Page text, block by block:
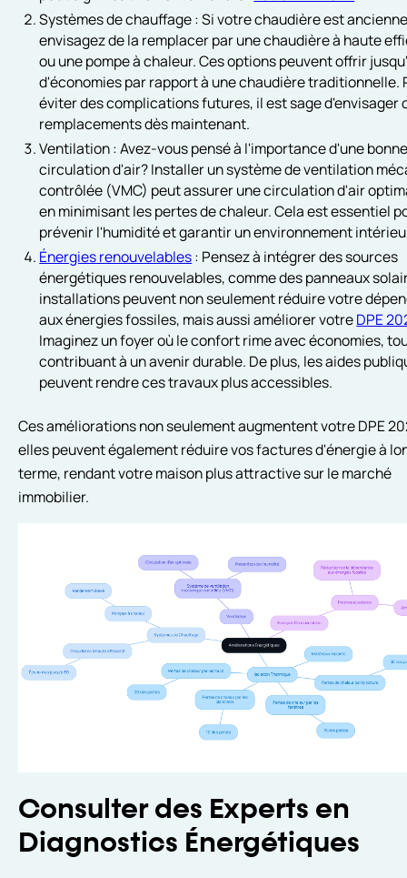
Systèmes de chauffage : Si votre chaudière est
envisagez de la remplacer par une chaudière à haute
ou une pompe à chaleur. Ces options peuvent offrir
d'économies par rapport à une chaudière traditionnelle.
éviter des complications futures, il est sage d'envisager
remplacements dès maintenant.
Ventilation : Avez-vous pensé à l'importance d'une
circulation d'air? Installer un système de ventilation
contrôlée (VMC) peut assurer une circulation d'air
en minimisant les pertes de chaleur. Cela est essentiel
prévenir l'humidité et garantir un environnement
Énergies renouvelables: Pensez à intégrer des sources
énergétiques renouvelables, comme des panneaux
installations peuvent non seulement réduire votre
aux énergies fossiles, mais aussi améliorer votreDPE
Imaginez un foyer où le confort rime avec économies,
contribuant à un avenir durable. De plus, les aides
peuvent rendre ces travaux plus accessibles.
Ces améliorations non seulement augmentent votre DPE
elles peuvent également réduire vos factures d'énergie à
terme, rendant votre maison plus attractive sur le marché
immobilier.
Consulter des Experts en
Diagnostics Énergétiques